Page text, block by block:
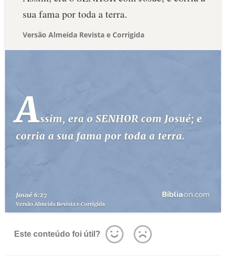
sua fama por toda a terra.
Versão Almeida Revista e Corrigida
Este conteúdo foi útil?